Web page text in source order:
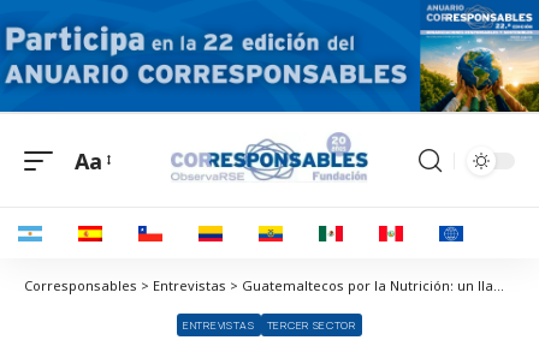
Aa
Corresponsables > Entrevistas > Guatemaltecos por la Nutrición: un llamado a la acción
ENTREVISTAS TERCER SECTOR